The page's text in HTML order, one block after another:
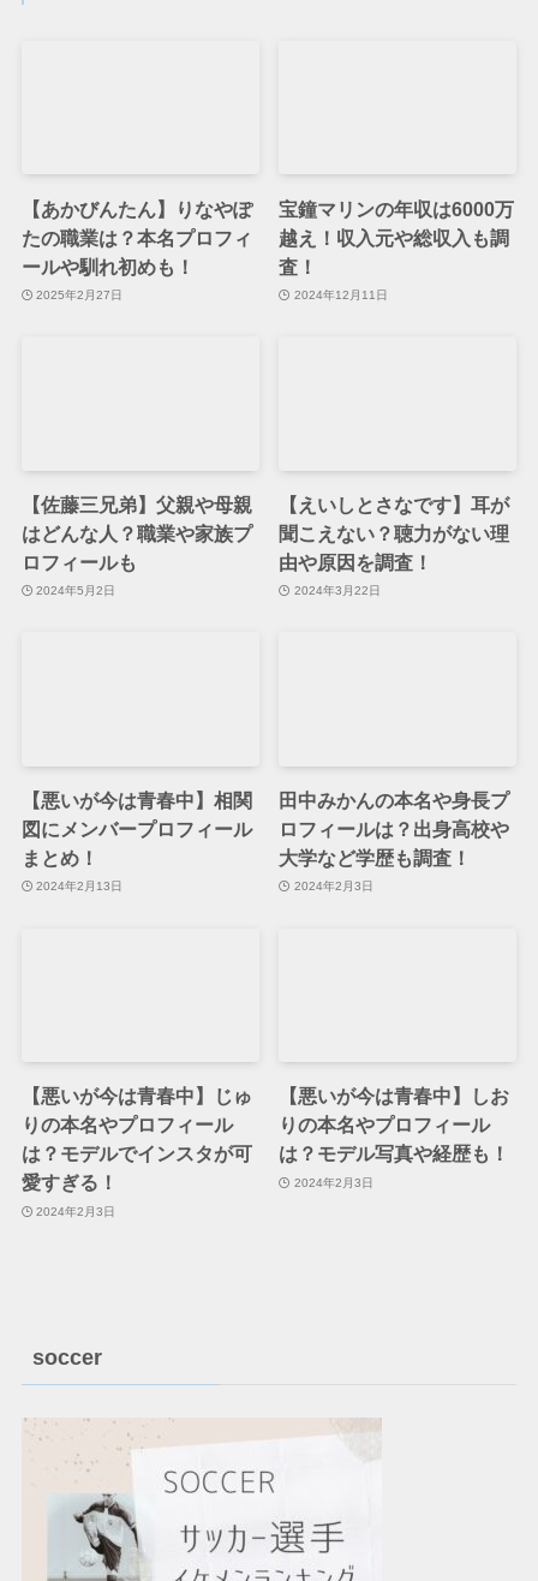
【あかびんたん】りなやぽ
たの職業は？本名プロフィ
ールや馴れ初めも！
2025年2月27日
宝鐘マリンの年収は6000万
越え！収入元や総収入も調
査！
2024年12月11日
【佐藤三兄弟】父親や母親
はどんな人？職業や家族プ
ロフィールも
2024年5月2日
【えいしとさなです】耳が
聞こえない？聴力がない理
由や原因を調査！
2024年3月22日
【悪いが今は青春中】相関
図にメンバープロフィール
まとめ！
2024年2月13日
田中みかんの本名や身長プ
ロフィールは？出身高校や
大学など学歴も調査！
2024年2月3日
【悪いが今は青春中】じゅ
りの本名やプロフィール
は？モデルでインスタが可
愛すぎる！
2024年2月3日
【悪いが今は青春中】しお
りの本名やプロフィール
は？モデル写真や経歴も！
2024年2月3日
soccer